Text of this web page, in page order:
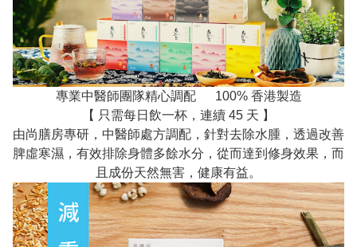
專業中醫師團隊精心調配 100% 香港製造
【 只需每日飲一杯，連續 45 天 】
由尚膳房專研，中醫師處方調配，針對去除水腫，透過改善
脾虛寒濕，有效排除身體多餘水分，從而達到修身效果，而
且成份天然無害，健康有益。